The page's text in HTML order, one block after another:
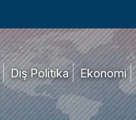
Dış Politika Ekonomi